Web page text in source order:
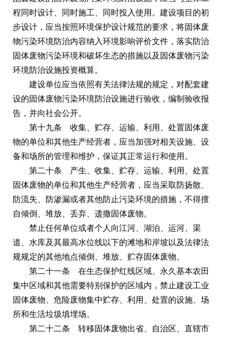
程同时设计、同时施工、同时投入使用。建设项目的初
步设计，应当按照环境保护设计规范的要求，将固体废
物污染环境防治内容纳入环境影响评价文件，落实防治
固体废物污染环境和破坏生态的措施以及固体废物污染
环境防治设施投资概算。
建设单位应当依照有关法律法规的规定，对配套建
设的固体废物污染环境防治设施进行验收，编制验收报
告，并向社会公开。
第十九条 收集、贮存、运输、利用、处置固体废
物的单位和其他生产经营者，应当加强对相关设施、设
备和场所的管理和维护，保证其正常运行和使用。
第二十条 产生、收集、贮存、运输、利用、处置
固体废物的单位和其他生产经营者，应当采取防扬散、
防流失、防渗漏或者其他防止污染环境的措施，不得擅
自倾倒、堆放、丢弃、遗撒固体废物。
禁止任何单位或者个人向江河、湖泊、运河、渠
道、水库及其最高水位线以下的滩地和岸坡以及法律法
规规定的其他地点倾倒、堆放、贮存固体废物。
第二十一条 在生态保护红线区域、永久基本农田
集中区域和其他需要特别保护的区域内，禁止建设工业
固体废物、危险废物集中贮存、利用、处置的设施、场
所和生活垃圾填埋场。
第二十二条 转移固体废物出省、自治区、直辖市